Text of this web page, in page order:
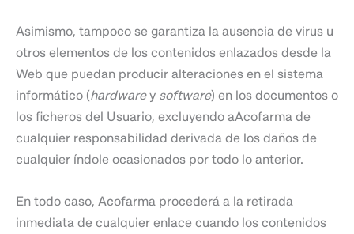
Asimismo, tampoco se garantiza la ausencia de virus u
otros elementos de los contenidos enlazados desde la
Web que puedan producir alteraciones en el sistema
informático (hardwarey software) en los documentos o
los ficheros del Usuario, excluyendo aAcofarma de
cualquier responsabilidad derivada de los daños de
cualquier índole ocasionados por todo lo anterior.
En todo caso, Acofarma procederá a la retirada
inmediata de cualquier enlace cuando los contenidos